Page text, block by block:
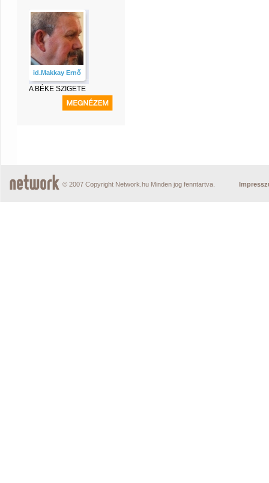
id.Makkay Ernő
A BÉKE SZIGETE
© 2007 Copyright Network.hu Minden jog fenntartva.